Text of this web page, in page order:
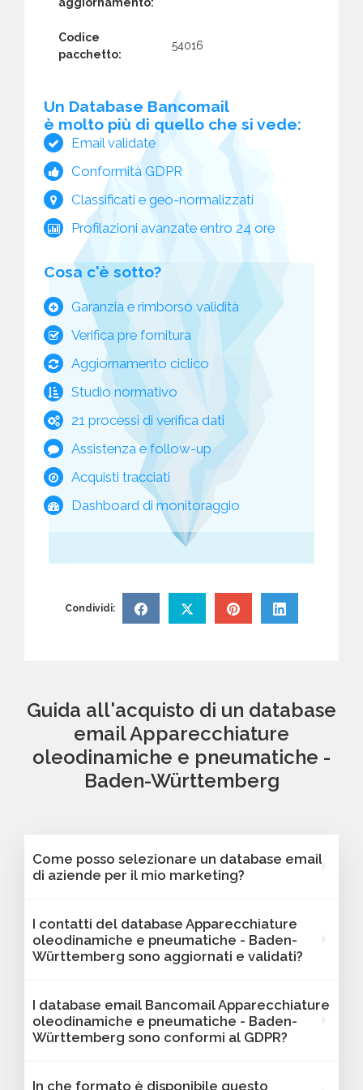
Codice
pacchetto:
54016
Un Database Bancomail
è molto più di quello che si vede:
Email validate
Conformità GDPR
Classificati e geo-normalizzati
Profilazioni avanzate entro 24 ore
Cosa c'è sotto?
Garanzia e rimborso validità
Verifica pre fornitura
Aggiornamento ciclico
Studio normativo
21 processi di verifica dati
Assistenza e follow-up
Acquisti tracciati
Dashboard di monitoraggio
Condividi:
Guida all'acquisto di un database
email Apparecchiature
oleodinamiche e pneumatiche -
Baden-Württemberg
Come posso selezionare un database email
di aziende per il mio marketing?
nostra piattaforma Bancomail. Troverai
contatti B2B verificati di aziende attive
Apparecchiature oleodinamiche e
contatti includono l'indirizzo email e sono
filtrabili per area geografica, settore,
dimensione aziendale e altri criteri utili per il
I contatti del database Apparecchiature
oleodinamiche e pneumatiche - Baden-
Württemberg sono aggiornati e validati?
includano email attive e aggiornate. I nostri
database vengono sottoposti a verifiche
regolari per offrire solo contatti affidabili,
I database email Bancomail Apparecchiature
oleodinamiche e pneumatiche - Baden-
Württemberg sono conformi al GDPR?
In che formato è disponibile questo